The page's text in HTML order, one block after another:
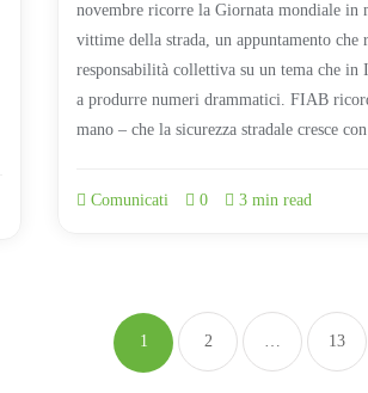
novembre ricorre la Giornata mondiale in
vittime della strada, un appuntamento che
responsabilità collettiva su un tema che in
a produrre numeri drammatici. FIAB
mano – che la sicurezza stradale cresce
Comunicati 0 3 min read
degli
1 2 … 13